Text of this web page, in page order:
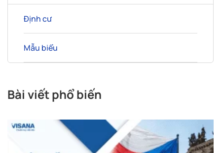
Định cư
Mẫu biểu
Bài viết phổ biến